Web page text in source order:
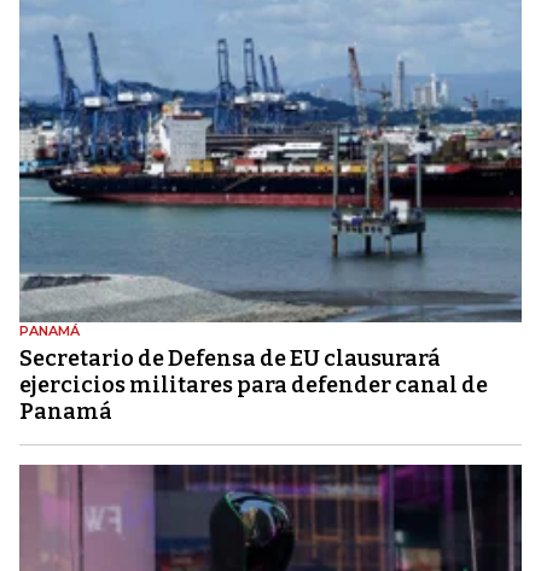
PANAMÁ
Secretario de Defensa de EU clausurará
ejercicios militares para defender canal de
Panamá